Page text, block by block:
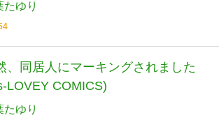
たゆり
、同居人にマーキングされました
LOVEY COMICS)
たゆり